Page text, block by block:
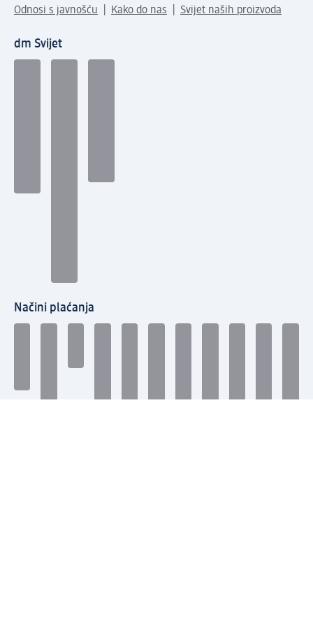
Odnosi s javnošću
Kako do nas Svijet naših proizvoda
dm Svijet
Načini plaćanja